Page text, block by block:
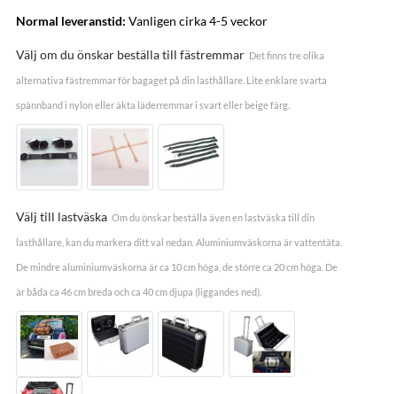
Normal leveranstid: Vanligen cirka 4-5 veckor
Välj om du önskar beställa till fästremmar Det finns tre olika
alternativa fästremmar för bagaget på din lasthållare. Lite enklare svarta
spännband i nylon eller äkta läderremmar i svart eller beige färg.
Välj till lastväska Om du önskar beställa även en lastväska till din
lasthållare, kan du markera ditt val nedan. Aluminiumväskorna är vattentäta.
De mindre aluminiumväskorna är ca 10 cm höga, de större ca 20 cm höga. De
är båda ca 46 cm breda och ca 40 cm djupa (liggandes ned).